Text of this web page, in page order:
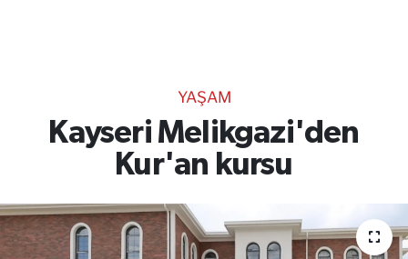
YAŞAM
Kayseri Melikgazi'den
Kur'an kursu
RESMİ İLANLAR
Gencsesfm Canlı Dinle